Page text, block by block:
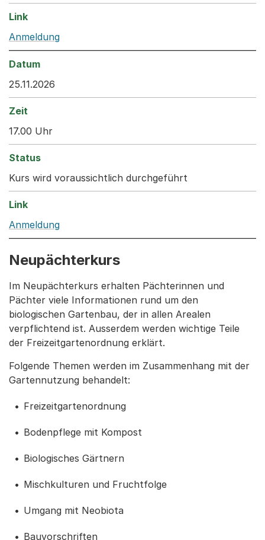
Anmeldung
25.11.2026
17.00 Uhr
Kurs wird voraussichtlich durchgeführt
Anmeldung
Neupächterkurs
Im Neupächterkurs erhalten Pächterinnen und
Pächter viele Informationen rund um den
biologischen Gartenbau, der in allen Arealen
verpflichtend ist. Ausserdem werden wichtige Teile
der Freizeitgartenordnung erklärt.
Folgende Themen werden im Zusammenhang mit der
Gartennutzung behandelt:
Freizeitgartenordnung
Bodenpflege mit Kompost
Biologisches Gärtnern
Mischkulturen und Fruchtfolge
Umgang mit Neobiota
Bauvorschriften